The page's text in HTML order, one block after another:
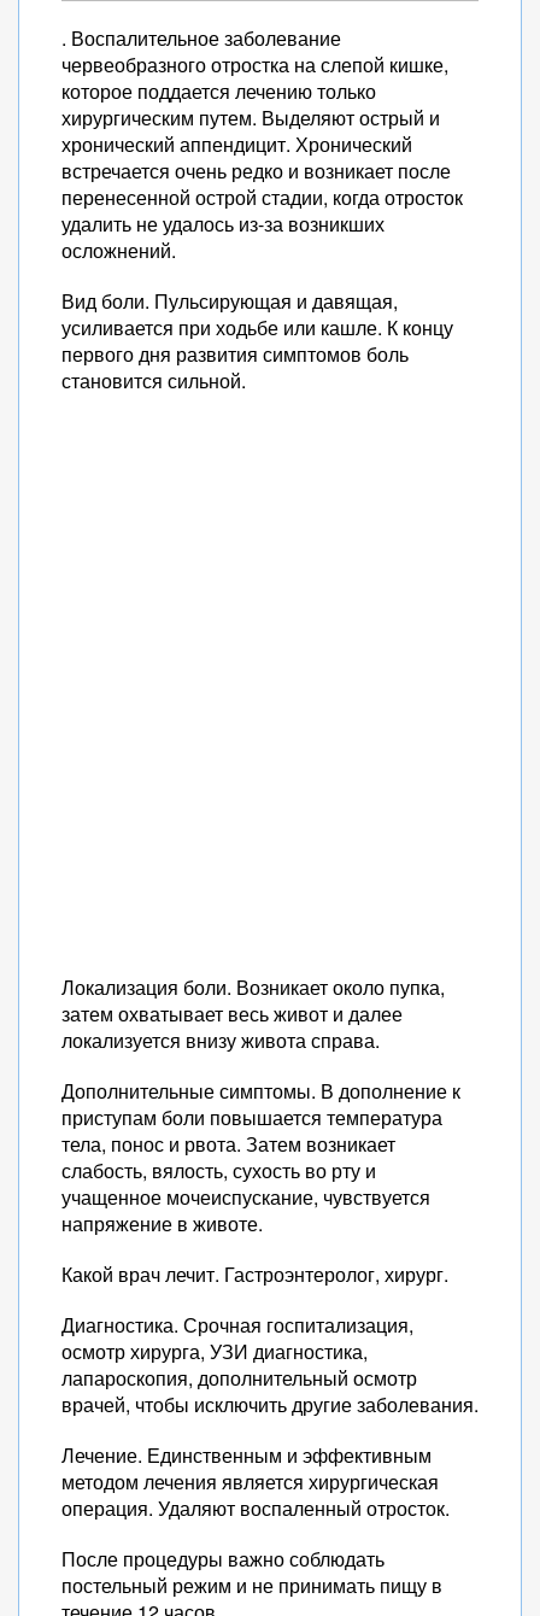
. Воспалительное заболевание
червеобразного отростка на слепой кишке,
которое поддается лечению только
хирургическим путем. Выделяют острый и
хронический аппендицит. Хронический
встречается очень редко и возникает после
перенесенной острой стадии, когда отросток
удалить не удалось из-за возникших
осложнений.
Вид боли. Пульсирующая и давящая,
усиливается при ходьбе или кашле. К концу
первого дня развития симптомов боль
становится сильной.
Локализация боли. Возникает около пупка,
затем охватывает весь живот и далее
локализуется внизу живота справа.
Дополнительные симптомы. В дополнение к
приступам боли повышается температура
тела, понос и рвота. Затем возникает
слабость, вялость, сухость во рту и
учащенное мочеиспускание, чувствуется
напряжение в животе.
Какой врач лечит. Гастроэнтеролог, хирург.
Диагностика. Срочная госпитализация,
осмотр хирурга, УЗИ диагностика,
лапароскопия, дополнительный осмотр
врачей, чтобы исключить другие заболевания.
Лечение. Единственным и эффективным
методом лечения является хирургическая
операция. Удаляют воспаленный отросток.
После процедуры важно соблюдать
постельный режим и не принимать пищу в